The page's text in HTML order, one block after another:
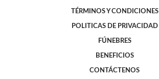
TÉRMINOS Y CONDICIONES
POLITICAS DE PRIVACIDAD
FÚNEBRES
BENEFICIOS
CONTÁCTENOS